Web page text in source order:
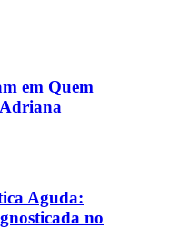
em Quem
Aguda:
no